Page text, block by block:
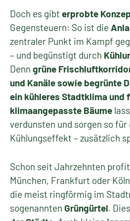
Doch es gibt erprobte
Gegensteuern: So ist die
zentraler Punkt im Kampf
– und begünstigt durch
Denn grüne
und Kanäle sowie begrünte
ein kühleres Stadtklima und
klimaangepasste Bäume
verdunsten und sorgen so
Kühlungseffekt – zusätzlich
Schon seit Jahrzehnten
München, Frankfurt oder
die meist ringförmig im
sogenannten Grüngürtel.